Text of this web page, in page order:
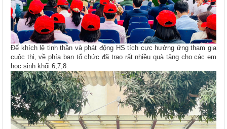
Để khích lệ tinh thần và phát động HS tích cực hưởng ứng tham gia
cuộc thi, về phía ban tổ chức đã trao rất nhiều quà tặng cho các em
học sinh khối 6,7,8.